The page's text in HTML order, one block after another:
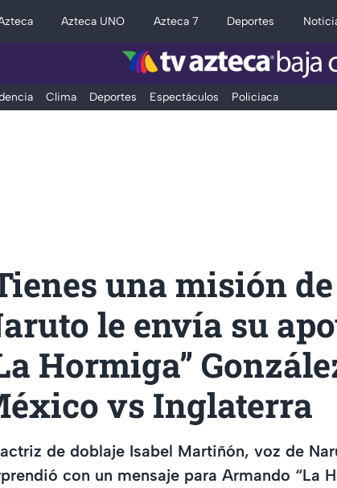
Azteca UNO Azteca 7 Deportes
Clima Deportes Espectáculos Policiaca
una misión
le envía su
Hormiga”
vs Inglaterra
de doblaje Isabel Martiñón, voz de
con un mensaje para Armando “La